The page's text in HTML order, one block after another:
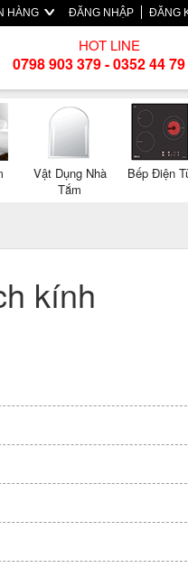
HÀNG ĐĂNG NHẬP ĐĂNG
HOT LINE
0798 903 379 - 0352 44
Vật Dụng Nhà
Tắm
Bếp Điện
kính